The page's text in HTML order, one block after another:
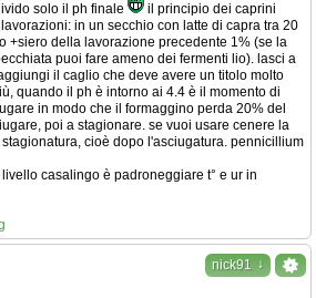
solo il ph finale
il principio dei caprini
in un secchio con latte di capra tra 20
+siero della lavorazione precedente 1% (se la
puoi fare ameno dei fermenti lio). lasci a
il caglio che deve avere un titolo molto
quando il ph è intorno ai 4.4 è il momento di
in modo che il formaggino perda 20% del
poi a stagionare. se vuoi usare cenere la
cioè dopo l'asciugatura. pennicillium
casalingo è padroneggiare t° e ur in
nick91 ↓